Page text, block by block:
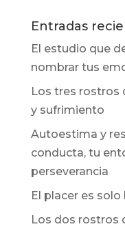
Entradas
El estudio que
nombrar tus
Los tres rostros
y sufrimiento
Autoestima y
conducta, tu
perseverancia
El placer es
Los dos rostros